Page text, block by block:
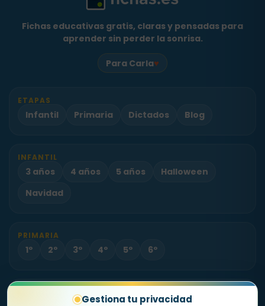
Gestiona tu privacidad
Fichas educativas gratis, claras y pensadas para
aprender sin perder la sonrisa.
Para Carla♥
ETAPAS
Infantil Primaria Dictados Blog
INFANTIL
3 años 4 años 5 años
Halloween
Navidad
PRIMARIA
1º 2º 3º 4º 5º 6º